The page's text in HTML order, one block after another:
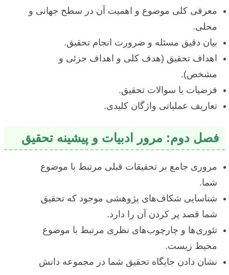
معرفی کلی موضوع و اهمیت آن در سطح جهانی و
محلی.
بیان دقیق مسئله و ضرورت انجام تحقیق.
اهداف تحقیق (هدف کلی و اهداف جزئی و
مشخص).
فرضیات یا سوالات تحقیق.
تعاریف عملیاتی واژگان کلیدی.
فصل دوم: مرور ادبیات و پیشینه تحقیق
مروری جامع بر تحقیقات قبلی مرتبط با موضوع
شما.
شناسایی شکاف‌های پژوهشی موجود که تحقیق
شما قصد پر کردن آن را دارد.
تئوری‌ها و چارچوب‌های نظری مرتبط با موضوع
محیط زیست.
نشان دادن جایگاه تحقیق شما در مجموعه دانش